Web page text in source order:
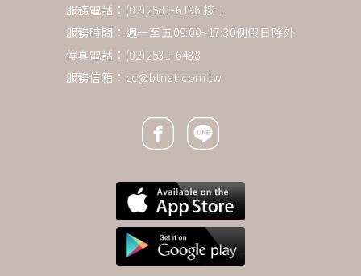
服務電話：(02)2581-6196 按 1
服務時間：週一至五09:00~17:30例假日除外
傳真電話：(02)2531-6438
服務信箱： cc@btnet.com.tw
Facebook icon
Line icon